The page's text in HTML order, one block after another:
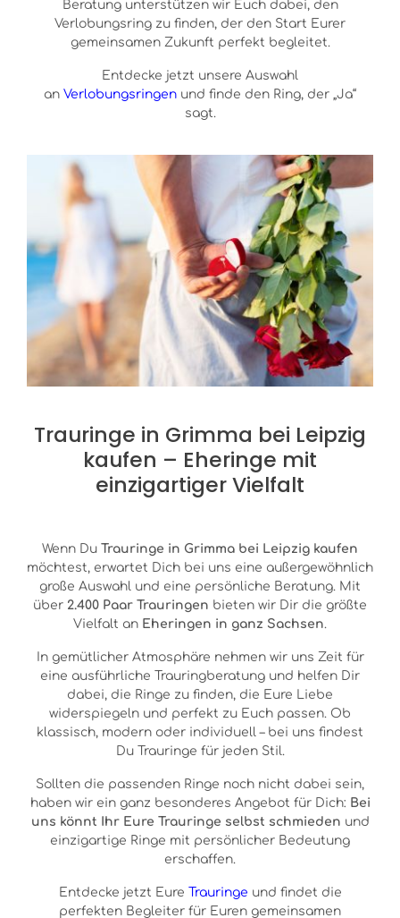
Beratung unterstützen wir Euch dabei, den
Verlobungsring zu finden, der den Start Eurer
gemeinsamen Zukunft perfekt begleitet.
Entdecke jetzt unsere Auswahl
an Verlobungsringen und finde den Ring, der „Ja“
sagt.
Trauringe in Grimma bei Leipzig
kaufen – Eheringe mit
einzigartiger Vielfalt
Wenn Du Trauringe in Grimma bei Leipzig kaufen
möchtest, erwartet Dich bei uns eine außergewöhnlich
große Auswahl und eine persönliche Beratung. Mit
über 2.400 Paar Trauringen bieten wir Dir die größte
Vielfalt an Eheringen in ganz Sachsen.
In gemütlicher Atmosphäre nehmen wir uns Zeit für
eine ausführliche Trauringberatung und helfen Dir
dabei, die Ringe zu finden, die Eure Liebe
widerspiegeln und perfekt zu Euch passen. Ob
klassisch, modern oder individuell – bei uns findest
Du Trauringe für jeden Stil.
Sollten die passenden Ringe noch nicht dabei sein,
haben wir ein ganz besonderes Angebot für Dich: Bei
uns könnt Ihr Eure Trauringe selbst schmieden und
einzigartige Ringe mit persönlicher Bedeutung
erschaffen.
Entdecke jetzt Eure Trauringe und findet die
perfekten Begleiter für Euren gemeinsamen